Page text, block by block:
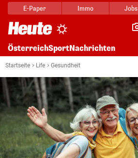
E-Paper Immo Jobs
ÖsterreichSportNachrichten
Startseite Life Gesundheit